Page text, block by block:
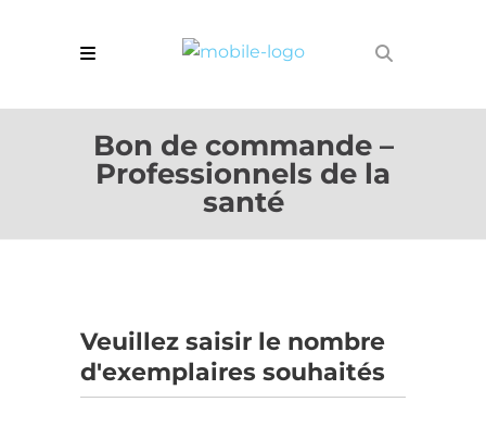
Bon de commande –
Professionnels de la
santé
Veuillez saisir le nombre
d'exemplaires souhaités